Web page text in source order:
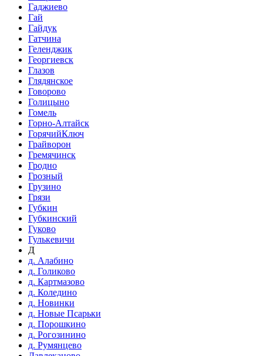
Гаджиево
Гай
Гайдук
Гатчина
Геленджик
Георгиевск
Глазов
Глядянское
Говорово
Голицыно
Гомель
Горно-Алтайск
ГорячийКлюч
Грайворон
Гремячинск
Гродно
Грозный
Грузино
Грязи
Губкин
Губкинский
Гуково
Гулькевичи
Д
д. Алабино
д. Голиково
д. Картмазово
д. Коледино
д. Новинки
д. Новые Псарьки
д. Порошкино
д. Рогозинино
д. Румянцево